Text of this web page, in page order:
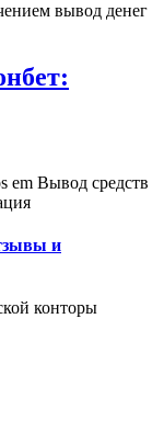
вывод денег
em Вывод средств
и
конторы